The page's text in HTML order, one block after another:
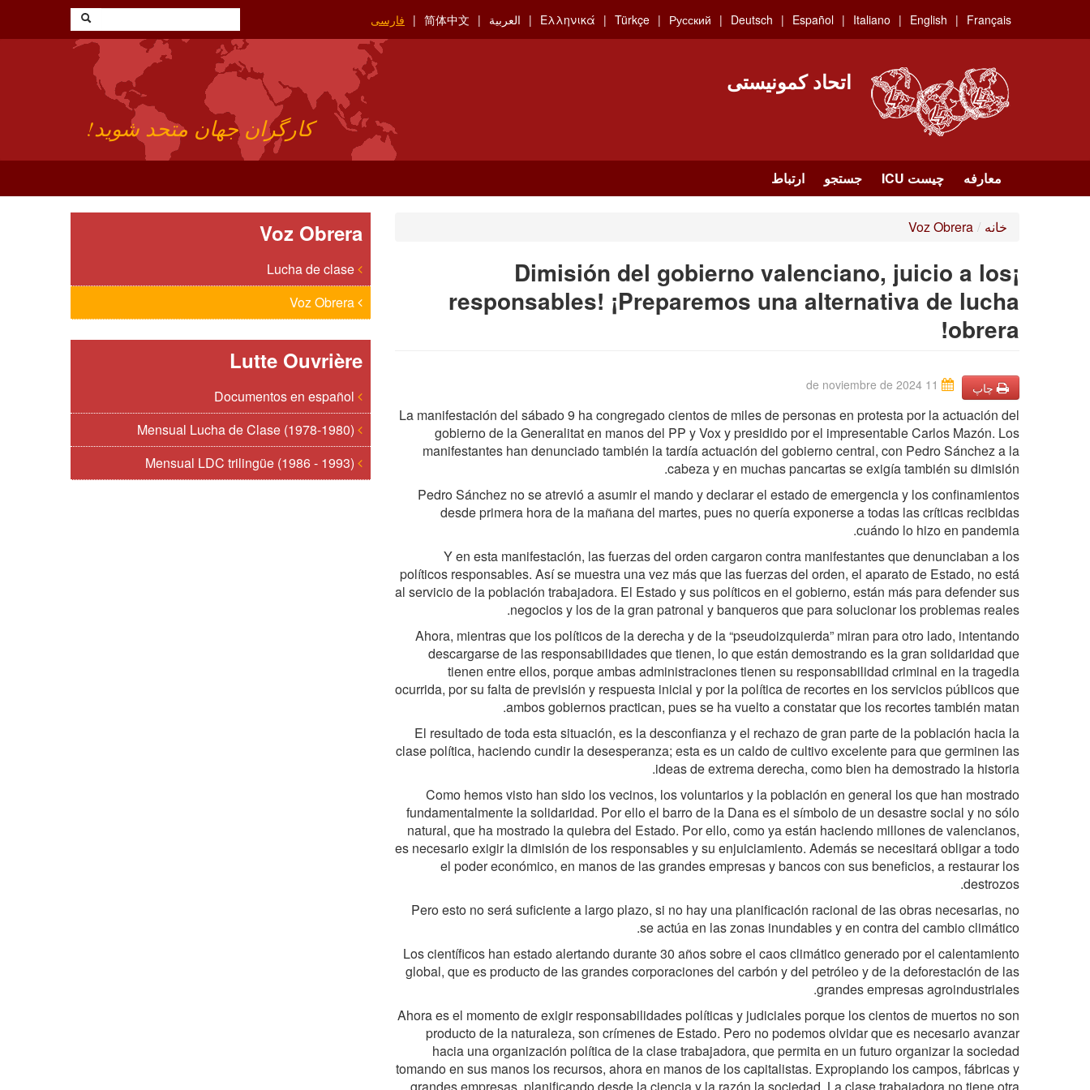
main
Français
English
Italiano
Español
Deutsch
Русский
Türkçe
Ελληνικά العربية 简体中文 فارسی
اتحاد کمونیستی
کارگران جهان متحد شوید!
معارفه چیست ICU جستجو ارتباط
Voz Obrera
Lutte Ouvrière
خانه /
Voz Obrera
¡Dimisión del gobierno valenciano, juicio a los
responsables! ¡Preparemos una alternativa de lucha
obrera!
چاپ
La manifestación del sábado 9 ha congregado cientos de miles de personas en protesta por la actuación del
gobierno de la Generalitat en manos del PP y Vox y presidido por el impresentable Carlos Mazón. Los
manifestantes han denunciado también la tardía actuación del gobierno central, con Pedro Sánchez a la
cabeza y en muchas pancartas se exigía también su dimisión.
Pedro Sánchez no se atrevió a asumir el mando y declarar el estado de emergencia y los confinamientos
desde primera hora de la mañana del martes, pues no quería exponerse a todas las críticas recibidas
cuándo lo hizo en pandemia.
Y en esta manifestación, las fuerzas del orden cargaron contra manifestantes que denunciaban a los
políticos responsables. Así se muestra una vez más que las fuerzas del orden, el aparato de Estado, no está
al servicio de la población trabajadora. El Estado y sus políticos en el gobierno, están más para defender sus
negocios y los de la gran patronal y banqueros que para solucionar los problemas reales.
Ahora, mientras que los políticos de la derecha y de la “pseudoizquierda” miran para otro lado, intentando
descargarse de las responsabilidades que tienen, lo que están demostrando es la gran solidaridad que
tienen entre ellos, porque ambas administraciones tienen su responsabilidad criminal en la tragedia
ocurrida, por su falta de previsión y respuesta inicial y por la política de recortes en los servicios públicos que
ambos gobiernos practican, pues se ha vuelto a constatar que los recortes también matan.
El resultado de toda esta situación, es la desconfianza y el rechazo de gran parte de la población hacia la
clase política, haciendo cundir la desesperanza; esta es un caldo de cultivo excelente para que germinen las
ideas de extrema derecha, como bien ha demostrado la historia.
Como hemos visto han sido los vecinos, los voluntarios y la población en general los que han mostrado
fundamentalmente la solidaridad. Por ello el barro de la Dana es el símbolo de un desastre social y no sólo
natural, que ha mostrado la quiebra del Estado. Por ello, como ya están haciendo millones de valencianos,
es necesario exigir la dimisión de los responsables y su enjuiciamiento. Además se necesitará obligar a todo
el poder económico, en manos de las grandes empresas y bancos con sus beneficios, a restaurar los
destrozos.
Pero esto no será suficiente a largo plazo, si no hay una planificación racional de las obras necesarias, no
se actúa en las zonas inundables y en contra del cambio climático.
Los científicos han estado alertando durante 30 años sobre el caos climático generado por el calentamiento
global, que es producto de las grandes corporaciones del carbón y del petróleo y de la deforestación de las
grandes empresas agroindustriales.
Ahora es el momento de exigir responsabilidades políticas y judiciales porque los cientos de muertos no son
producto de la naturaleza, son crímenes de Estado. Pero no podemos olvidar que es necesario avanzar
hacia una organización política de la clase trabajadora, que permita en un futuro organizar la sociedad
tomando en sus manos los recursos, ahora en manos de los capitalistas. Expropiando los campos, fábricas y